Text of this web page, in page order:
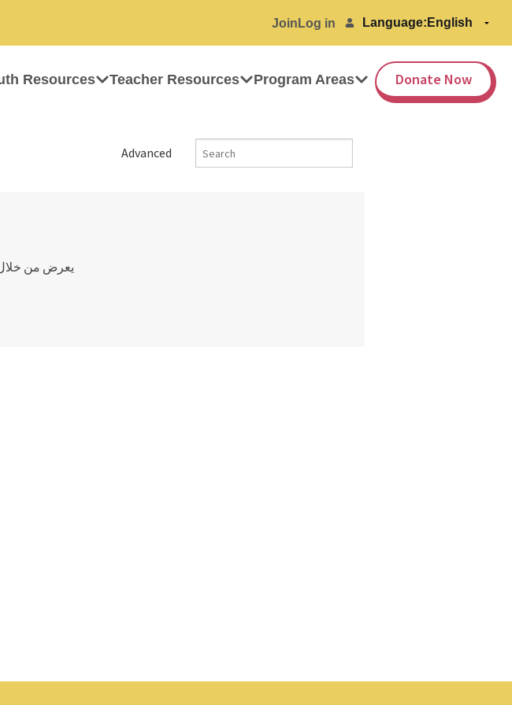
Join Log in Language:
Resources Teacher Resources Program Areas Donate Now
Advanced
يعرض من خلال